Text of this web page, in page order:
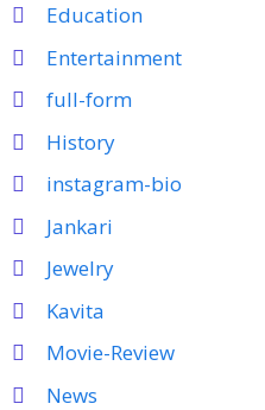
Education
Entertainment
full-form
History
instagram-bio
Jankari
Jewelry
Kavita
Movie-Review
News